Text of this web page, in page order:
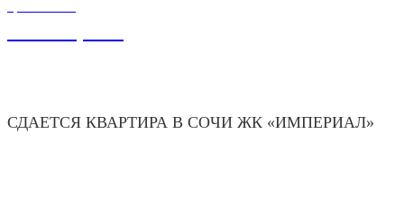
СДАЕТСЯ КВАРТИРА В СОЧИ ЖК «ИМПЕРИАЛ»